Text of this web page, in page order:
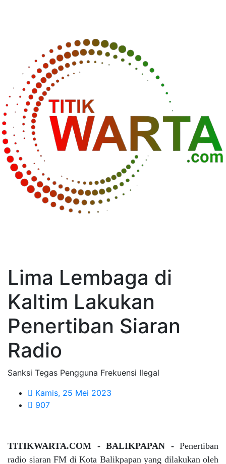
Lima Lembaga di
Kaltim Lakukan
Penertiban Siaran
Radio
Sanksi Tegas Pengguna Frekuensi Ilegal
Kamis, 25 Mei 2023
907
TITIKWARTA.COM - BALIKPAPAN - Penertiban
radio siaran FM di Kota Balikpapan yang dilakukan oleh